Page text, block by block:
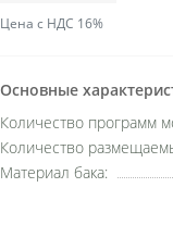
Цена с НДС 16%
Основные
Количество программ
Количество
Материал бака: